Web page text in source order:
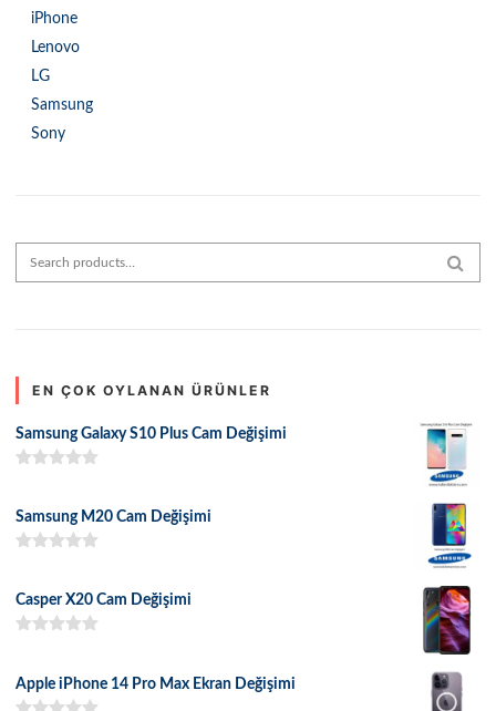
iPhone
Lenovo
LG
Samsung
Sony
Search for:
EN ÇOK OYLANAN ÜRÜNLER
Samsung Galaxy S10 Plus Cam Değişimi
Samsung M20 Cam Değişimi
Casper X20 Cam Değişimi
Apple iPhone 14 Pro Max Ekran Değişimi